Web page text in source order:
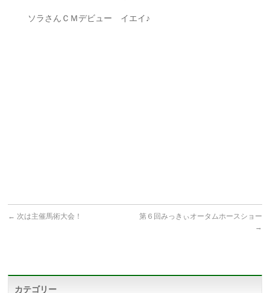
ソラさんＣＭデビュー イエイ♪
← 次は主催馬術大会！
第６回みっきぃオータムホースショー
→
カテゴリー